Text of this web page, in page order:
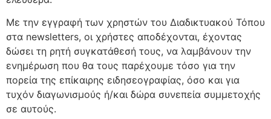
Με την εγγραφή των χρηστών του Διαδικτυακού Τόπου
στα newsletters, οι χρήστες αποδέχονται, έχοντας
δώσει τη ρητή συγκατάθεσή τους, να λαμβάνουν την
ενημέρωση που θα τους παρέχουμε τόσο για την
πορεία της επίκαιρης ειδησεογραφίας, όσο και για
τυχόν διαγωνισμούς ή/και δώρα συνεπεία συμμετοχής
σε αυτούς.